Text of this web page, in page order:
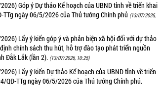
Góp ý Dự thảo Kế hoạch của UBND tỉnh về triển khai
TTg ngày 06/5/2026 của Thủ tướng Chính phủ (13/07/2026,
Lấy ý kiến góp ý và phản biện xã hội đối với dự thảo
chính sách thu hút, hỗ trợ đào tạo phát triển nguồn
Đắk Lắk (lần 2). (13/07/2026, 10:25)
Lấy ý kiến Dự thảo Kế hoạch của UBND tỉnh về triển
QĐ-TTg ngày 06/5/2026 của Thủ tướng Chính phủ.